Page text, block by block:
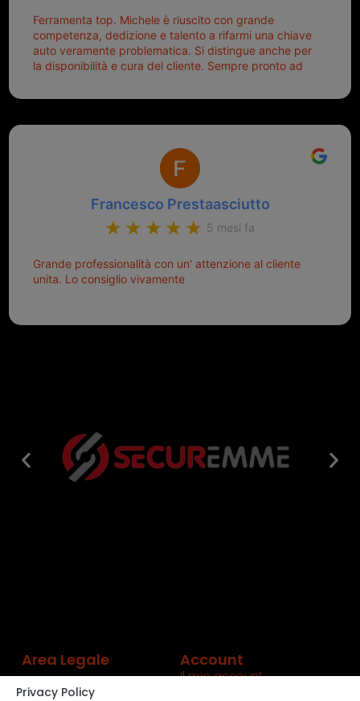
Ferramenta top. Michele è riuscito con grande
competenza, dedizione e talento a rifarmi una chiave
auto veramente problematica. Si distingue anche per
la disponibilità e cura del cliente. Sempre pronto ad
Francesco Prestaasciutto
5 mesi fa
Grande professionalità con un' attenzione al cliente
unita. Lo consiglio vivamente
Area Legale
Privacy Policy
Account
Il mio account